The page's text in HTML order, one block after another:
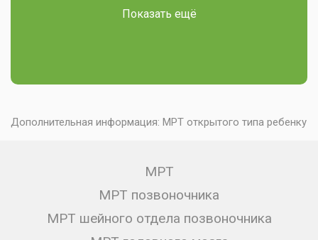
Показать ещё
Дополнительная информация: МРТ открытого типа ребенку
МРТ
МРТ позвоночника
МРТ шейного отдела позвоночника